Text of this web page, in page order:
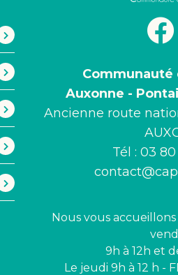
Auxonne -
Ancienne route
Tél : 03
Nous vous
9h à 12h et
Le jeudi 9h à 12 h -